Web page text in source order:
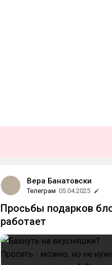
Вера Банатовски
Телеграм 05.04.2025
Просьбы подарков
работает